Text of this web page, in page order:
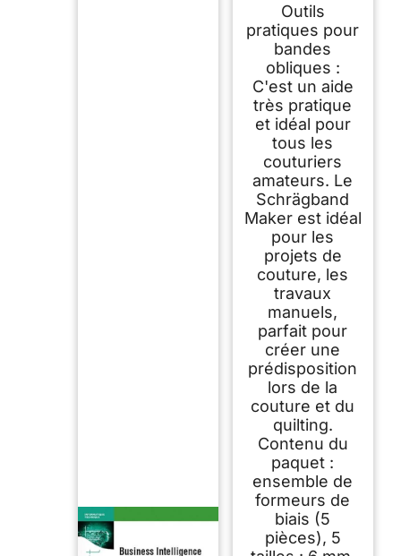
de Bandes Biais
pour Bandes Biais à
Repasser Largeurs 6
mm, 9 mm, 12 mm,
18 mm et 25 mm, Kit
de Fabrication de
Bandes Biais en
Acier Inoxydable
Outils
pratiques pour
bandes
obliques :
C'est un aide
très pratique
et idéal pour
tous les
couturiers
amateurs. Le
Schrägband
Maker est idéal
pour les
projets de
couture, les
travaux
manuels,
parfait pour
créer une
prédisposition
lors de la
couture et du
quilting.
Contenu du
paquet :
ensemble de
formeurs de
biais (5
pièces), 5